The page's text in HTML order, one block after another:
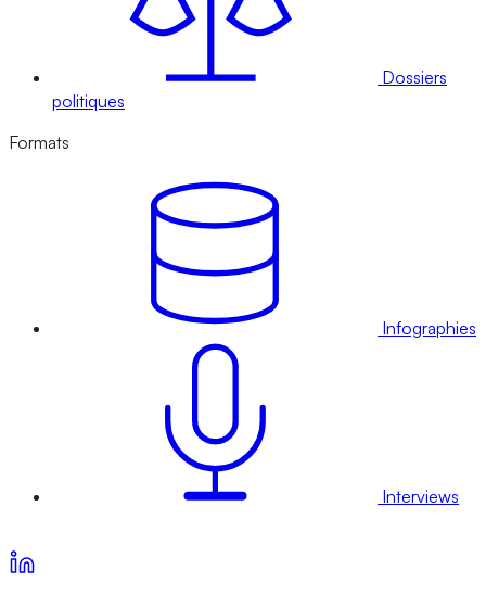
Dossiers
politiques
Formats
Infographies
Interviews